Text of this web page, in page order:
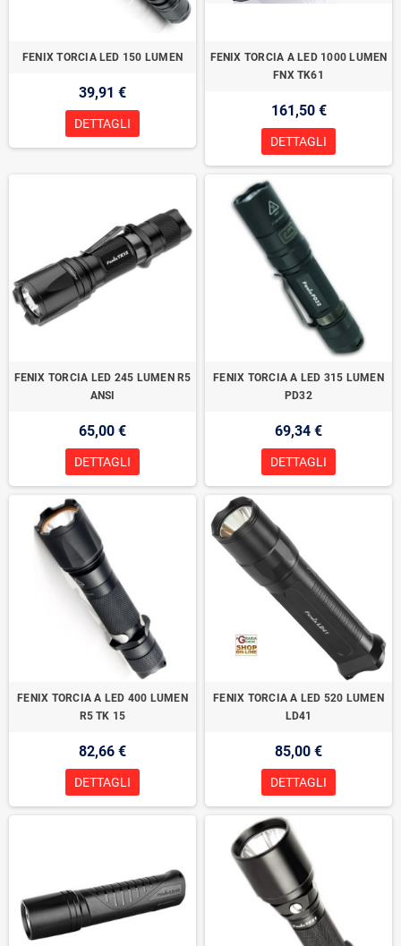
FENIX TORCIA LED 150 LUMEN
39,91 €
DETTAGLI
FENIX TORCIA A LED 1000 LUMEN
FNX TK61
161,50 €
DETTAGLI
FENIX TORCIA LED 245 LUMEN R5
ANSI
65,00 €
DETTAGLI
FENIX TORCIA A LED 315 LUMEN
PD32
69,34 €
DETTAGLI
FENIX TORCIA A LED 400 LUMEN
R5 TK 15
82,66 €
DETTAGLI
FENIX TORCIA A LED 520 LUMEN
LD41
85,00 €
DETTAGLI